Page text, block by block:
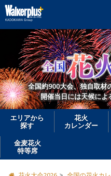
全国約900大会、独自取材
開催当日には天候に
エリアから
探す
花火
カレンダー
金麦花火
特等席